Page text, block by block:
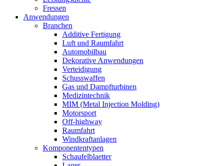
Fressen
Anwendungen
Branchen
Additive Fertigung
Luft und Raumfahrt
Automobilbau
Dekorative Anwendungen
Verteidigung
Schusswaffen
Gas und Dampfturbinen
Medizintechnik
MIM (Metal Injection Molding)
Motorsport
Off-highway
Raumfahrt
Windkraftanlagen
Komponententypen
Schaufelblaetter